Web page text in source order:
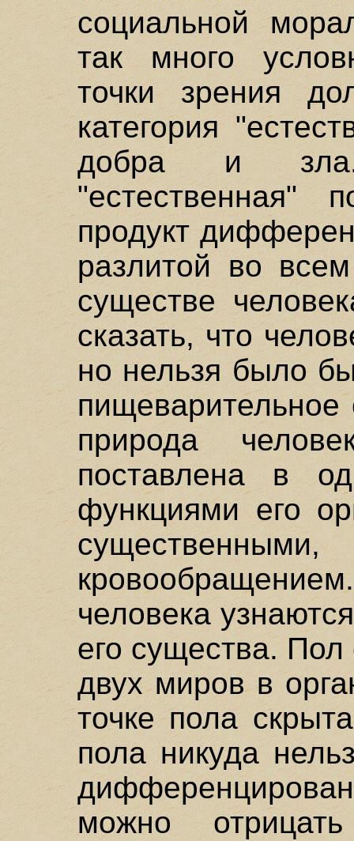
социальной
так много
точки зрения
категория
добра и
"естественная"
продукт
разлитой во
существе
сказать, что
но нельзя было
пищеварительное
природа
поставлена в
функциями его
человека
его существа. Пол
двух миров в
точке пола
пола никуда
можно